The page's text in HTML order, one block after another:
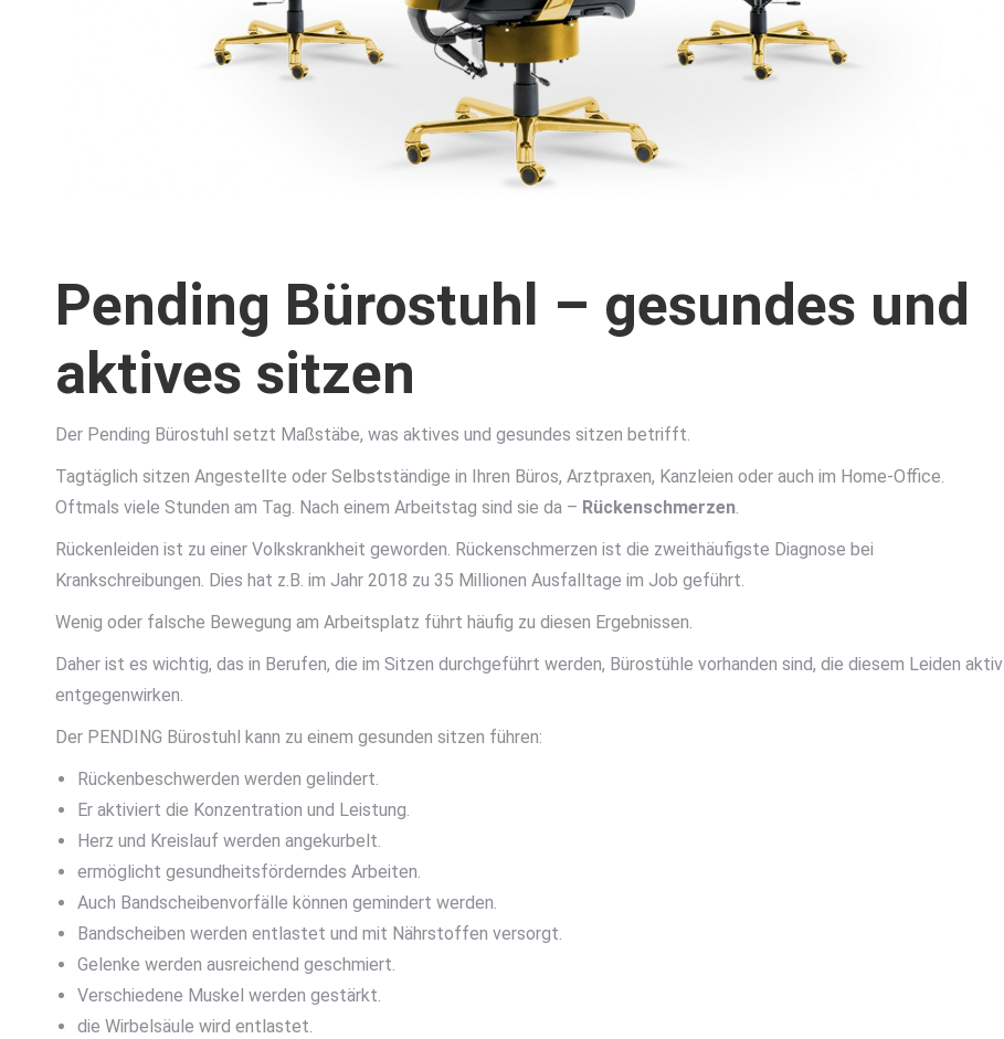
Pending Bürostuhl – gesundes und
aktives sitzen
Der Pending Bürostuhl setzt Maßstäbe, was aktives und gesundes sitzen betrifft.
Tagtäglich sitzen Angestellte oder Selbstständige in Ihren Büros, Arztpraxen, Kanzleien oder auch im Home-Office.
Oftmals viele Stunden am Tag. Nach einem Arbeitstag sind sie da – Rückenschmerzen.
Rückenleiden ist zu einer Volkskrankheit geworden. Rückenschmerzen ist die zweithäufigste Diagnose bei
Krankschreibungen. Dies hat z.B. im Jahr 2018 zu 35 Millionen Ausfalltage im Job geführt.
Wenig oder falsche Bewegung am Arbeitsplatz führt häufig zu diesen Ergebnissen.
Daher ist es wichtig, das in Berufen, die im Sitzen durchgeführt werden, Bürostühle vorhanden sind, die diesem Leiden aktiv
entgegenwirken.
Der PENDING Bürostuhl kann zu einem gesunden sitzen führen:
Rückenbeschwerden werden gelindert.
Er aktiviert die Konzentration und Leistung.
Herz und Kreislauf werden angekurbelt.
ermöglicht gesundheitsförderndes Arbeiten.
Auch Bandscheibenvorfälle können gemindert werden.
Bandscheiben werden entlastet und mit Nährstoffen versorgt.
Gelenke werden ausreichend geschmiert.
Verschiedene Muskel werden gestärkt.
die Wirbelsäule wird entlastet.